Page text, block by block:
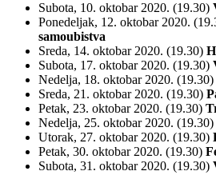
Subota, 10. oktobar 2020. (19.30)
Ponedeljak, 12. oktobar 2020.
samoubistva
Sreda, 14. oktobar 2020. (19.30)
Subota, 17. oktobar 2020. (19.30)
Nedelja, 18. oktobar 2020. (19.30)
Sreda, 21. oktobar 2020. (19.30)
Petak, 23. oktobar 2020. (19.30)
Nedelja, 25. oktobar 2020. (19.30)
Utorak, 27. oktobar 2020. (19.30)
Petak, 30. oktobar 2020. (19.30)
Subota, 31. oktobar 2020. (19.30)